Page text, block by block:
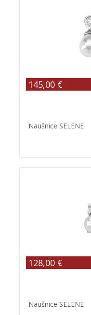
145,00 €
Naušnice SELENE
128,00 €
Naušnice SELENE